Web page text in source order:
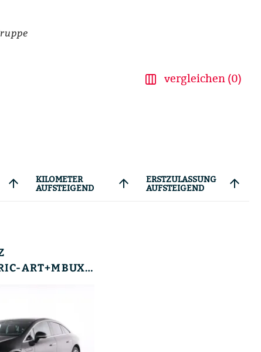
vergleichen (0)
arrow_upward KILOMETER
AUFSTEIGEND arrow_upward ERSTZULASSUNG
AUFSTEIGEND arrow_upward
EQS 450+ ELECTRIC-ART+MBUX+DLIGHT+PANO+AIRM+20